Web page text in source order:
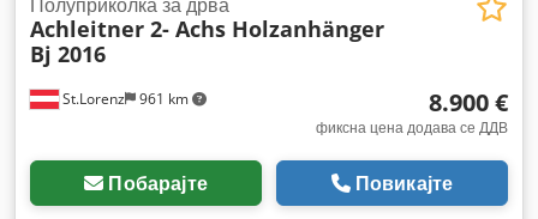
St.Lorenz 961 km
Achleitner 2- Achs Holzanhänger
Bj 2016
8.900 €
фиксна цена додава се ДДВ
Побарајте Повикајте